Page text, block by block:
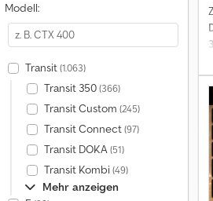
Modell:
Transit(1.063)
Transit 350(366)
Transit Custom (245)
Transit Connect(97)
Transit DOKA(51)
Transit Kombi(49)
Mehr anzeigen
3